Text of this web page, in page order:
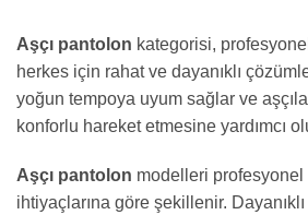
aldı
990,00₺
Aşçı pantolon kategorisi,
herkes için rahat ve dayanıklı
yoğun tempoya uyum sağlar ve
konforlu hareket etmesine yardımcı
Aşçı pantolon modelleri profesyonel
ihtiyaçlarına göre şekillenir.